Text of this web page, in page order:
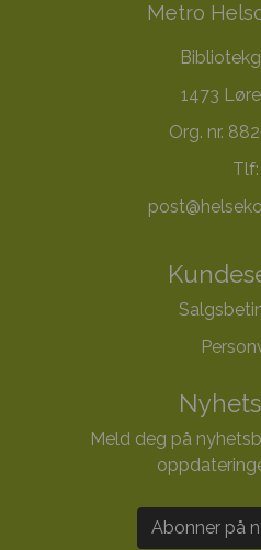
Metro
1473
Org. nr.
Tlf:
Meld deg på
Abonner på